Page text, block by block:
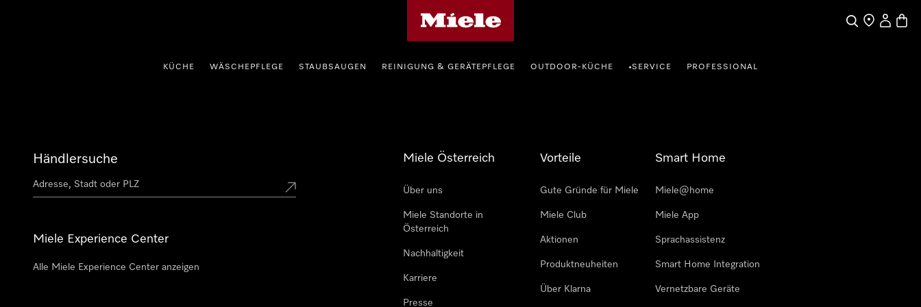
SucheHändlersuche
KÜCHE WÄSCHEPFLEGE STAUBSAUGEN REINIGUNG & GERÄTEPFLEGE OUTDOOR-KÜCHE •SERVICE PROFESSIONAL
Händlersuche
Miele Experience Center
Alle Miele Experience Center anzeigen
Miele Österreich
Über uns
Miele Standorte in
Österreich
Nachhaltigkeit
Karriere
Presse
Vorteile
Gute Gründe für Miele
Miele Club
Aktionen
Produktneuheiten
Über Klarna
Smart Home
Miele@home
Miele App
Sprachassistenz
Smart Home Integration
Vernetzbare Geräte